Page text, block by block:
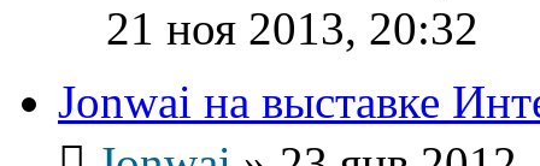
21 ноя 2013, 20:32
Jonwai на выставке